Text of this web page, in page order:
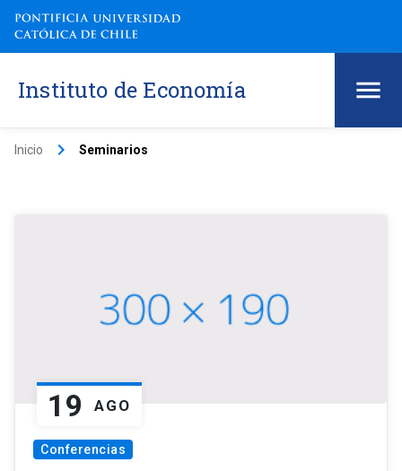
Instituto de Economía
Inicio keyboard_arrow_right Seminarios
19 AGO
Conferencias